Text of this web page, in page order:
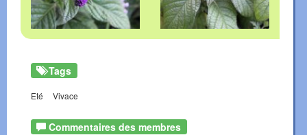
Tags
Eté Vivace
Commentaires des membres